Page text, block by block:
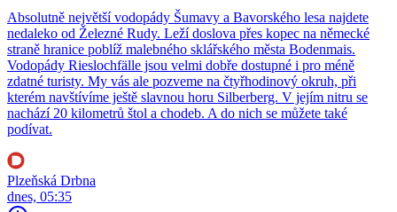
Absolutně největší vodopády Šumavy a Bavorského lesa najdete
nedaleko od Železné Rudy. Leží doslova přes kopec na německé
straně hranice poblíž malebného sklářského města Bodenmais.
Vodopády Rieslochfälle jsou velmi dobře dostupné i pro méně
zdatné turisty. My vás ale pozveme na čtyřhodinový okruh, při
kterém navštívíme ještě slavnou horu Silberberg. V jejím nitru se
nachází 20 kilometrů štol a chodeb. A do nich se můžete také
podívat.
Plzeňská Drbna
dnes, 05:35